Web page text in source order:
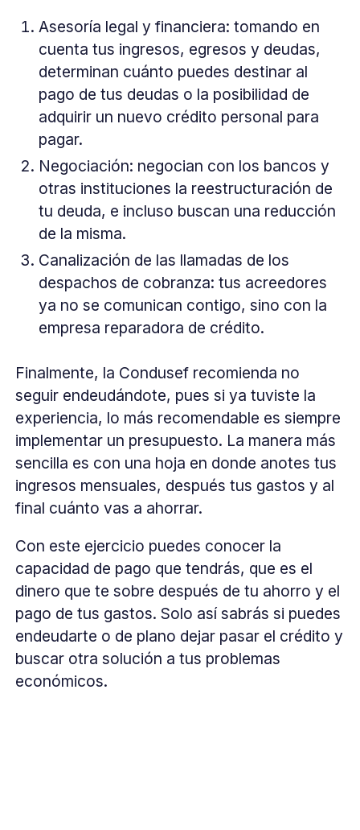
Asesoría legal y financiera: tomando en
cuenta tus ingresos, egresos y deudas,
determinan cuánto puedes destinar al
pago de tus deudas o la posibilidad de
adquirir un nuevo crédito personal para
pagar.
Negociación: negocian con los bancos y
otras instituciones la reestructuración de
tu deuda, e incluso buscan una reducción
de la misma.
Canalización de las llamadas de los
despachos de cobranza: tus acreedores
ya no se comunican contigo, sino con la
empresa reparadora de crédito.
Finalmente, la Condusef recomienda no
seguir endeudándote, pues si ya tuviste la
experiencia, lo más recomendable es siempre
implementar un presupuesto. La manera más
sencilla es con una hoja en donde anotes tus
ingresos mensuales, después tus gastos y al
final cuánto vas a ahorrar.
Con este ejercicio puedes conocer la
capacidad de pago que tendrás, que es el
dinero que te sobre después de tu ahorro y el
pago de tus gastos. Solo así sabrás si puedes
endeudarte o de plano dejar pasar el crédito y
buscar otra solución a tus problemas
económicos.